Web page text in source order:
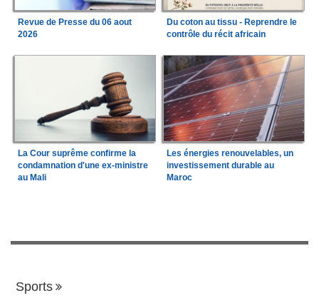
Revue de Presse du 06 aout
2026
Du coton au tissu - Reprendre le
contrôle du récit africain
La Cour suprême confirme la
condamnation d'une ex-ministre
au Mali
Les énergies renouvelables, un
investissement durable au
Maroc
Sports